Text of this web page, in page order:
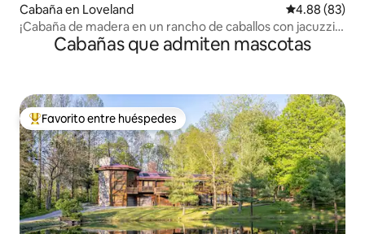
Cabaña en Loveland Calificación
4.88 (83)
¡Cabaña de madera en un rancho de caballos con jacuzzi y
Cabañas que admiten mascotas
De los mejores en Favorito entre huéspedes
Favorito entre huéspedes